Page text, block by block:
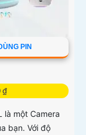
PIN
₫
là một Camera
bạn. Với độ